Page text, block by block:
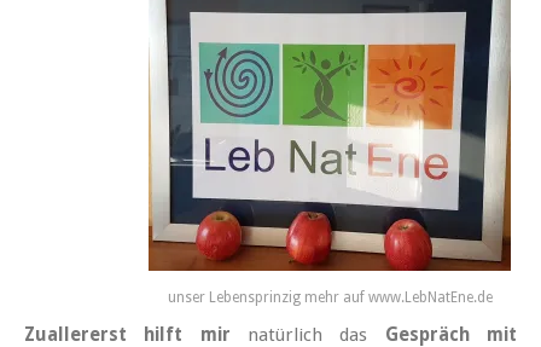
unser Lebensprinzig mehr auf www.LebNatEne.de
Zuallererst hilft mir natürlich das Gespräch mit